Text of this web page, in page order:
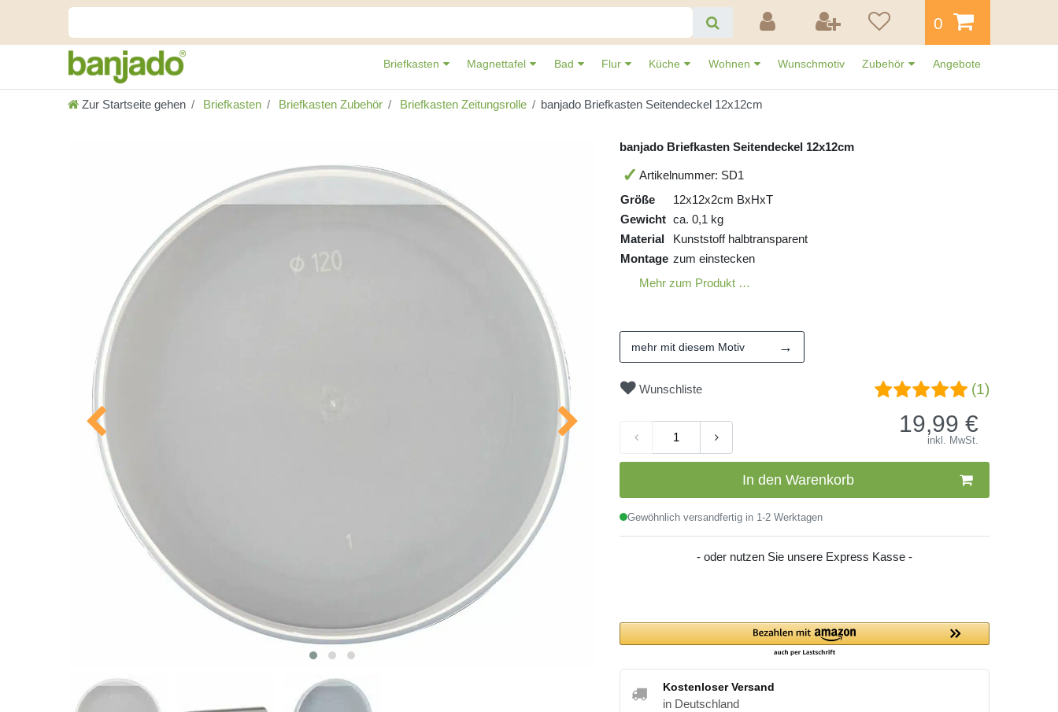
0
Briefkasten Magnettafel Bad Flur Küche Wohnen Wunschmotiv Zubehör Angebote
Zur Startseite gehen Briefkasten Briefkasten Zubehör Briefkasten Zeitungsrolle banjado Briefkasten Seitendeckel 12x12cm
banjado Briefkasten Seitendeckel 12x12cm
Artikelnummer: SD1
Größe
12x12x2cm BxHxT
Gewicht ca. 0,1 kg
Material
Kunststoff halbtransparent
Montage zum einstecken
Mehr zum Produkt …
mehr mit diesem Motiv →
Wunschliste (1)
19,99 €
inkl. MwSt.
In den Warenkorb
Gewöhnlich versandfertig in 1-2 Werktagen
- oder nutzen Sie unsere Express Kasse -
Kostenloser Versand
in Deutschland